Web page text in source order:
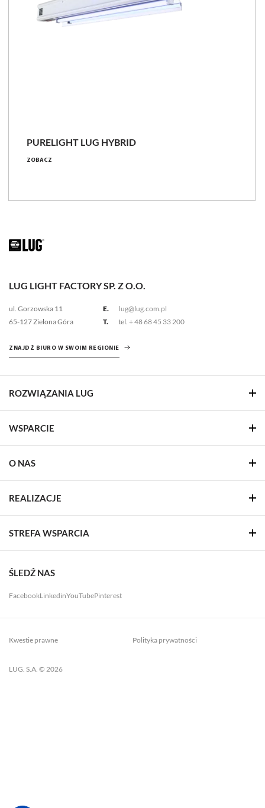
PURELIGHT LUG HYBRID
ZOBACZ
LUG LIGHT FACTORY SP. Z O.O.
ul. Gorzowska 11
65-127 Zielona Góra
E.
lug@lug.com.pl
T.
tel. + 48 68 45 33 200
ZNAJDŹ BIURO W SWOIM REGIONIE
ROZWIĄZANIA LUG
WSPARCIE
O NAS
REALIZACJE
STREFA WSPARCIA
ŚLEDŹ NAS
FacebookLinkedinYouTubePinterest
LUG. S.A. © 2026
Kwestie prawne Polityka prywatności